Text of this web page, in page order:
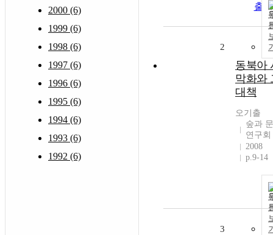
2000 (6)
1999 (6)
1998 (6)
1997 (6)
1996 (6)
1995 (6)
1994 (6)
1993 (6)
1992 (6)
출력
2
동북아
막화와
대책
오기출
숲과
연구회
2008
p.9-14
3